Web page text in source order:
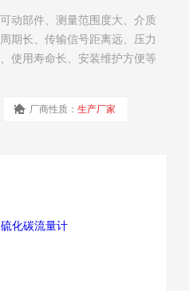
动部件、测量范围度大、介质
期长、传输信号距离远、压力
使用寿命长、安装维护方便等
和节能管理。
厂商性质：生产厂家